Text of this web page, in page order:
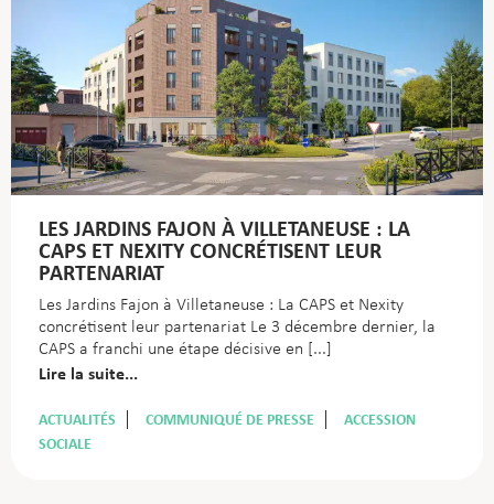
LES JARDINS FAJON À VILLETANEUSE : LA
CAPS ET NEXITY CONCRÉTISENT LEUR
PARTENARIAT
Les Jardins Fajon à Villetaneuse : La CAPS et Nexity
concrétisent leur partenariat Le 3 décembre dernier, la
CAPS a franchi une étape décisive en
Lire la suite...
ACTUALITÉS COMMUNIQUÉ DE PRESSE
ACCESSION
SOCIALE